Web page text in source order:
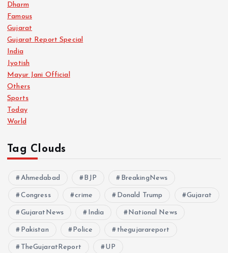
Dharm
Famous
Gujarat
Gujarat Report Special
India
Jyotish
Mayur Jani Official
Others
Sports
Today
World
Tag Clouds
Ahmedabad BJP BreakingNews
Congress crime Donald Trump Gujarat
GujaratNews India National News
Pakistan Police thegujarareport
TheGujaratReport UP